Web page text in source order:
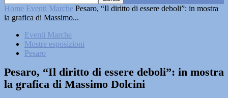
Home Eventi Marche Pesaro, “Il diritto di essere deboli”: in mostra
la grafica di Massimo...
Eventi Marche
Mostre esposizioni
Pesaro
Pesaro, “Il diritto di essere deboli”: in mostra
la grafica di Massimo Dolcini